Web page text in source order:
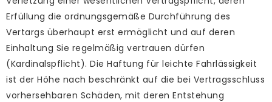
Erfüllung die ordnungsgemäße Durchführung des
Vertargs überhaupt erst ermöglicht und auf deren
Einhaltung Sie regelmäßig vertrauen dürfen
(Kardinalspflicht). Die Haftung für leichte Fahrlässigkeit
ist der Höhe nach beschränkt auf die bei Vertragsschluss
vorhersehbaren Schäden, mit deren Entstehung